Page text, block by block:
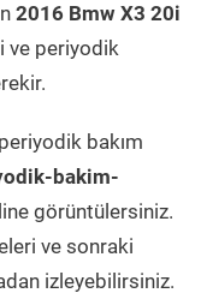
2016 Bmw X3 20i
ve periyodik
periyodik bakım
bakim-
görüntülersiniz.
ve sonraki
izleyebilirsiniz.